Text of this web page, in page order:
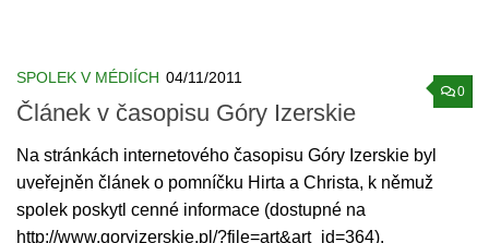
0
SPOLEK V MÉDIÍCH 04/11/2011
Článek v časopisu Góry Izerskie
Na stránkách internetového časopisu Góry Izerskie byl
uveřejněn článek o pomníčku Hirta a Christa, k němuž
spolek poskytl cenné informace (dostupné na
http://www.goryizerskie.pl/?file=art&art_id=364).